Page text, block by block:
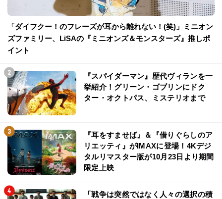
「ダイフクー！のフレーズが耳から離れない！(笑)」ミニオン
ズファミリー、LiSAの『ミニオンズ＆モンスターズ』推しポ
イント
『スパイダーマン』歴代ヴィランを一
挙紹介！グリーン・ゴブリンにドク
ター・オクトパス、ミステリオまで
『耳をすませば』＆『借りぐらしのア
リエッティ』がIMAXに登場！4Kデジ
タルリマスター版が10月23日より期間
限定上映
「戦争は突然ではなく人々の選択の積